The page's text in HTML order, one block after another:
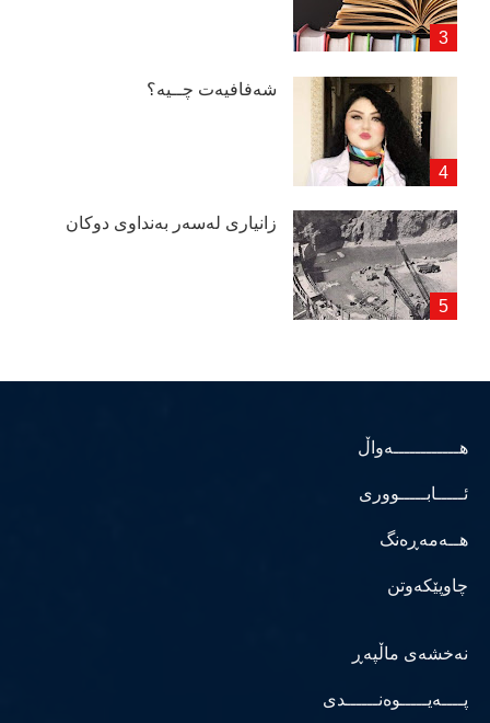
شەفافیەت چــیە؟
زانیاری لەسەر بەنداوی دوكان
هــــــــــــەواڵ
ئـــــابـــــووری
هــەمەڕەنگ
چاوپێکەوتن
نەخشەی ماڵپەڕ
پــــەیـــــوەنــــــدی